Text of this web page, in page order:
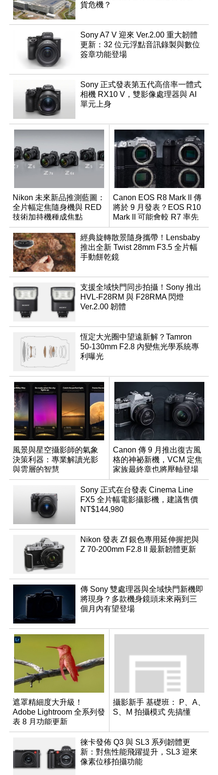
貨危機？
Sony A7 V 迎來 Ver.2.00 重大韌體
更新：32 位元浮點音訊錄製與數位
簽章功能登場
Sony 正式發表第五代高倍率一體式
相機 RX10 V，雙影像處理器與 AI
單元上身
Nikon 未來新品推測藍圖：
全片幅定焦隨身機與 RED
技術加持機種成焦點
Canon EOS R8 Mark II 傳
將於 9 月發表？EOS R10
Mark II 可能會較 R7 率先
推出
經典旋轉散景隨身攜帶！Lensbaby
推出全新 Twist 28mm F3.5 全片幅
手動餅乾鏡
支援全域快門同步拍攝！Sony 推出
HVL-F28RM 與 F28RMA 閃燈
Ver.2.00 韌體
恆定大光圈中望遠新解？Tamron
50-130mm F2.8 內變焦光學系統專
利曝光
風景與星空攝影師的氣象
決策利器：專業解讀光影
與雲層的智慧
App「Atmos」登場
Canon 傳 9 月推出復古風
格的神祕新機，VCM 定焦
家族最終章也將壓軸登場
Sony 正式在台發表 Cinema Line
FX5 全片幅電影攝影機，建議售價
NT$144,980
Nikon 發表 Zf 銀色專用延伸握把與
Z 70-200mm F2.8 II 最新韌體更新
傳 Sony 雙處理器與全域快門新機即
將現身？多款機身鏡頭未來兩到三
個月內有望登場
遮罩精細度大升級！
Adobe Lightroom 全系列發
表 8 月功能更新
攝影新手 基礎班： P、A、
S、M 拍攝模式 先搞懂
徠卡發佈 Q3 與 SL3 系列韌體更
新：對焦性能飛躍提升，SL3 迎來
像素位移拍攝功能